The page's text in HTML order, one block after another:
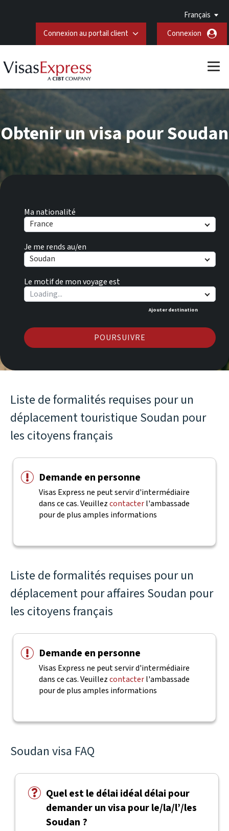
Français
Connexion au portail client
Connexion
Ma nationalité
France
Je me rends au/en
Soudan
Le motif de mon voyage est
Ajouter destination
POURSUIVRE
Obtenir un visa pour Soudan
Liste de formalités requises pour un
déplacement touristique Soudan pour
les citoyens français
Demande en personne
Visas Express ne peut servir d'intermédiaire
dans ce cas. Veuillezcontacterl'ambassade
pour de plus amples informations
Liste de formalités requises pour un
déplacement pour affaires Soudan pour
les citoyens français
Demande en personne
Visas Express ne peut servir d'intermédiaire
dans ce cas. Veuillezcontacterl'ambassade
pour de plus amples informations
Soudan visa FAQ
Quel est le délai idéal délai pour
demander un visa pour le/la/l’/les
Soudan ?